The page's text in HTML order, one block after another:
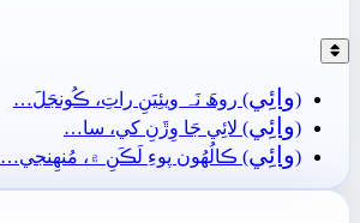
(وائِي) روھَ نَہ ويئِيَنِ راتِ، ڪُونجَلَ…
(وائِي) لائِي جَا وِڙَنِ کي، سا…
(وائِي) ڪالُهُون پوءِ لَڪَنِ ۾، مُنھِنجي…